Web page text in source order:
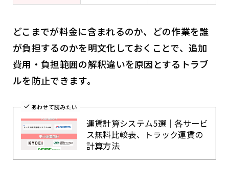
どこまでが料金に含まれるのか、どの作業を誰
が負担するのかを明文化しておくことで、追加
費用・負担範囲の解釈違いを原因とするトラブ
ルを防止できます。
あわせて読みたい
運賃計算システム5選｜各サービ
ス無料比較表、トラック運賃の
計算方法